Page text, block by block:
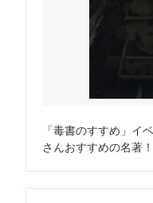
「毒書のすすめ」イ
さんおすすめの名著！